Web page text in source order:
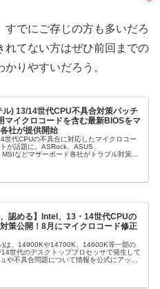
でにご存じの方も多いだろ
れてない方はぜひ前回までの
りやすいだろう。
) 13/14世代CPU不具合対策パッチ
マイクロコードを含む最新BIOSをマ
社が提供開始
世代CPUの不具合に対応したマイクロコー
が話題に。ASRock、ASUS、
などマザーボード各社がトラブル対策と
、認める】Intel、13・14世代CPUの
策公開！8月にマイクロコード修正
)は、14900Kや14700K、14600K等一部の
世代のデスクトッププロセッサで発生して
や不具合問題について情報を公式にアップ